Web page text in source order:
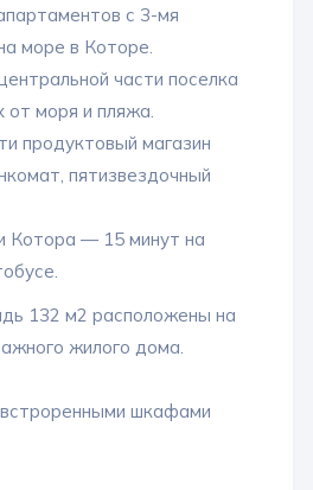
с 3-мя
море в Которе.
части поселка
от моря и пляжа.
продуктовый магазин
пятизвездочный
Котора — 15 минут на
132 м2 расположены на
жилого дома.
встроренными шкафами